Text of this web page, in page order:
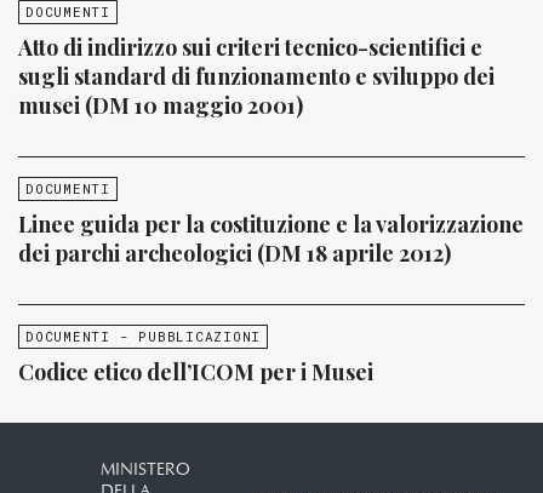
DOCUMENTI
Atto di indirizzo sui criteri tecnico-scientifici e
sugli standard di funzionamento e sviluppo dei
musei (DM 10 maggio 2001)
DOCUMENTI
Linee guida per la costituzione e la valorizzazione
dei parchi archeologici (DM 18 aprile 2012)
DOCUMENTI - PUBBLICAZIONI
Codice etico dell’ICOM per i Musei
MINISTERO